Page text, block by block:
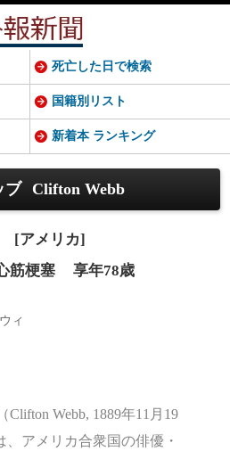
ブ Clifton Webb
[アメリカ]
筋梗塞 享年78歳
Webb, 1889年11月19
、アメリカ合衆国の俳優・
死亡した日で検索
国籍別リスト
新着本 ランキング